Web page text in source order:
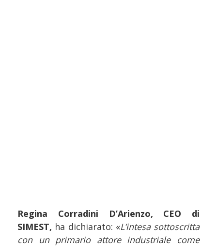
Regina Corradini D’Arienzo, CEO di
SIMEST, ha dichiarato: «L’intesa sottoscritta
con un primario attore industriale come